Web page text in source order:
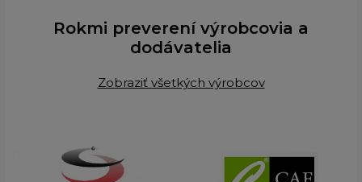
Rokmi preverení výrobcovia a
dodávatelia
Zobraziť všetkých výrobcov